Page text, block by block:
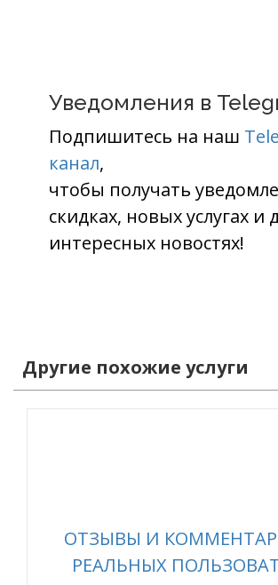
Уведомления в
Подпишитесь на наш
канал,
чтобы получать
скидках, новых услугах и
интересных новостях!
Другие похожие услуги
ОТЗЫВЫ И
РЕАЛЬНЫХ